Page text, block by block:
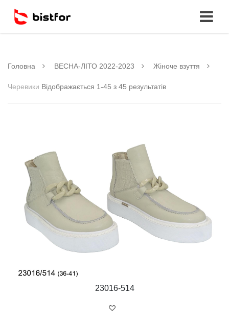
Головна ВЕСНА-ЛІТО 2022-2023 Жіноче взуття
Черевики Відображається 1-45 з 45 результатів
23016-514